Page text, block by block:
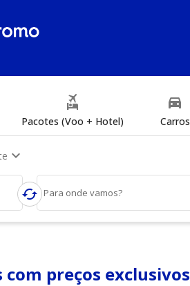
flights_and_hotels
Pacotes (Voo + Hotel)
directions_car
Carros
expand_more
cached Para onde vamos?
com preços exclusivos